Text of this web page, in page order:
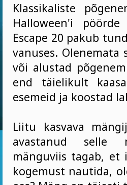
Klassikaliste
Halloween'i
Escape 20 pakub
vanuses. Olenemata
või alustad
end täielikult
esemeid ja koostad
Liitu kasvava
avastanud selle
mänguviis tagab, et
kogemust nautida,